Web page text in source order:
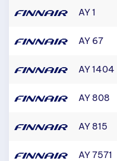
AY 1
AY 67
AY 1404
AY 808
AY 815
AY 7571